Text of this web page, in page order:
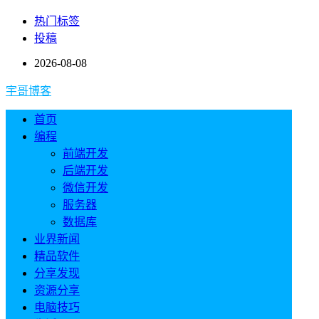
热门标签
投稿
2026-08-08
宇哥博客
首页
编程
前端开发
后端开发
微信开发
服务器
数据库
业界新闻
精品软件
分享发现
资源分享
电脑技巧